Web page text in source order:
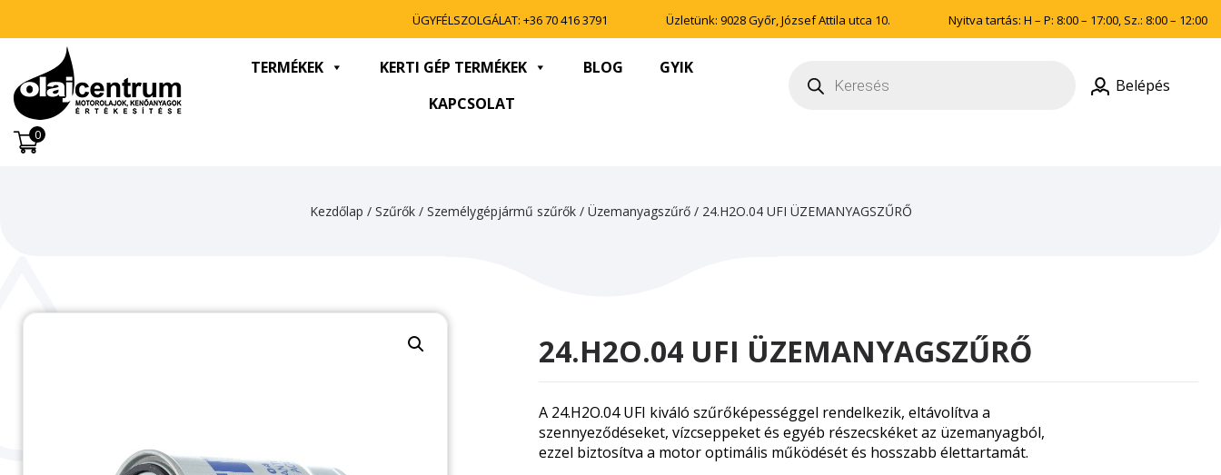
ÜGYFÉLSZOLGÁLAT: +36 70 416 3791 Üzletünk: 9028 Győr, József Attila utca 10. Nyitva tartás: H – P: 8:00 – 17:00, Sz.: 8:00 – 12:00
TERMÉKEK KERTI GÉP TERMÉKEK BLOG
GYIK
KAPCSOLAT
search Belépés
0
Kezdőlap / Szűrők/ Személygépjármű szűrők/ Üzemanyagszűrő/ 24.H2O.04 UFI ÜZEMANYAGSZŰRŐ
24.H2O.04 UFI ÜZEMANYAGSZŰRŐ
A 24.H2O.04 UFI kiváló szűrőképességgel rendelkezik, eltávolítva a
szennyeződéseket, vízcseppeket és egyéb részecskéket az üzemanyagból,
ezzel biztosítva a motor optimális működését és hosszabb élettartamát.